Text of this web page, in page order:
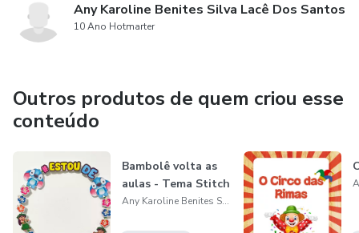
Any Karoline Benites Silva Lacê Dos Santos
10 Ano Hotmarter
Outros produtos de quem criou esse
conteúdo
Bambolê volta as
aulas - Tema Stitch
Any Karoline Benites Silva Lacê Dos Santos